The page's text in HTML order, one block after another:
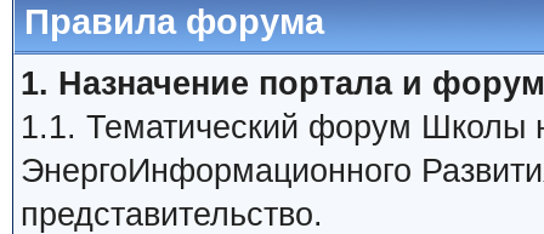
Правила форума
1. Назначение портала и
1.1. Тематический форум Школы
ЭнергоИнформационного
представительство.